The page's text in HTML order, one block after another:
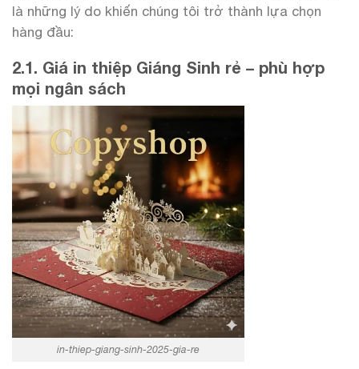
là những lý do khiến chúng tôi trở thành lựa chọn
hàng đầu:
2.1. Giá in thiệp Giáng Sinh rẻ – phù hợp
mọi ngân sách
in-thiep-giang-sinh-2025-gia-re